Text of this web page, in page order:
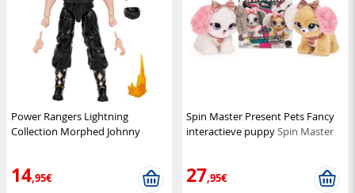
Power Rangers Lightning
Collection Morphed Johnny
14,95€
Spin Master Present Pets Fancy
interactieve puppySpin Master
27,95€